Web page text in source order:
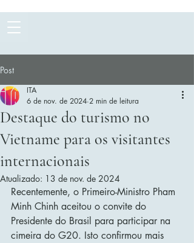
Post
Destaque do turismo no
Vietname para os visitantes
internacionais
ITA
6 de nov. de 2024 2 min de leitura
Atualizado: 13 de nov. de 2024
Recentemente, o Primeiro-Ministro Pham
Minh Chinh aceitou o convite do
Presidente do Brasil para participar na
cimeira do G20. Isto confirmou mais